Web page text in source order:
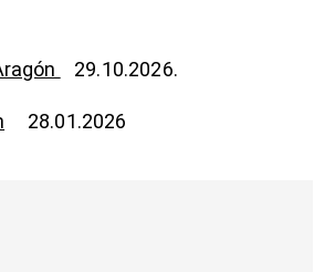
29.10.2026.
28.01.2026